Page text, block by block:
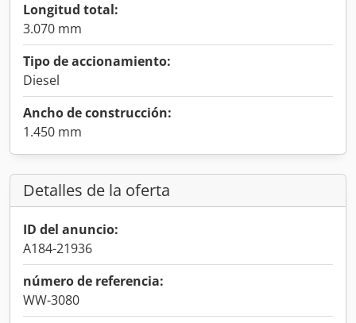
Longitud total:
3.070 mm
Tipo de accionamiento:
Diesel
Ancho de construcción:
1.450 mm
Detalles de la oferta
ID del anuncio:
A184-21936
número de referencia:
WW-3080